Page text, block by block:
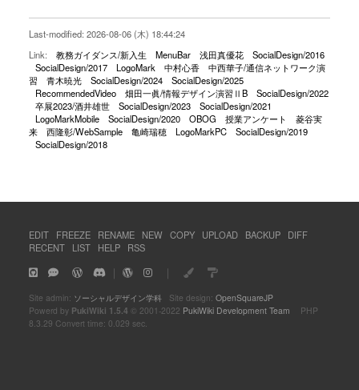
Last-modified: 2026-08-06 (木) 18:44:24
Link:
教務ガイダンス/新入生 MenuBar 浅田真優花
SocialDesign/2016
SocialDesign/2017
LogoMark 中村心香
中西華子/通信ネットワーク演
習
青木暁光 SocialDesign/2024
SocialDesign/2025
RecommendedVideo
畑田一眞/情報デザイン演習ⅡB
SocialDesign/2022
卒展2023/酒井雄世
SocialDesign/2023
SocialDesign/2021
LogoMarkMobile
SocialDesign/2020 OBOG 授業アンケート
菱谷実
来
西隆彰/WebSample 亀崎瑞穂 LogoMarkPC
SocialDesign/2019
SocialDesign/2018
EDIT FREEZE RENAME NEW COPY UPLOAD BACKUP
DIFF
RECENT
LIST HELP RSS
｜ ｜
Site admin: ソーシャルデザイン学科Site design: OpenSquareJP
Powerd by PukiWiki 1.5.4 © 2001-2022 PukiWiki Development Team PHP
8.3.29 Convert time: 0.029 sec.